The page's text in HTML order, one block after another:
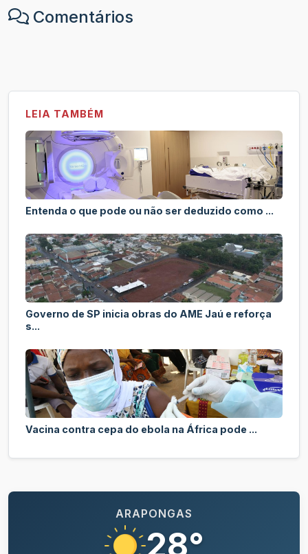
Comentários
LEIA TAMBÉM
Entenda o que pode ou não ser deduzido como ...
Governo de SP inicia obras do AME Jaú e reforça
s...
Vacina contra cepa do ebola na África pode ...
ARAPONGAS
28°